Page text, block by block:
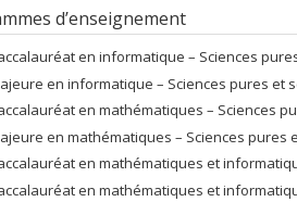
d’enseignement
en informatique – Sciences
en informatique – Sciences pures et
en mathématiques – Sciences
en mathématiques – Sciences pures
en mathématiques et
en mathématiques et